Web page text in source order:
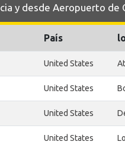
y desde Aeropuerto de
País
United States
United States
United States
United States